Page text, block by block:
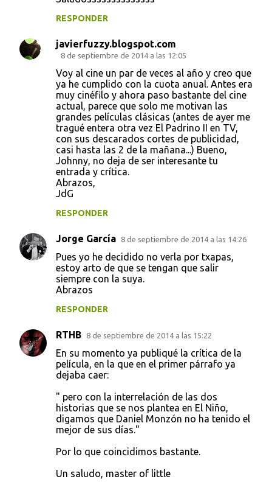
RESPONDER
javierfuzzy.blogspot.com
8 de septiembre de 2014 a las 12:05
Voy al cine un par de veces al año y creo que
ya he cumplido con la cuota anual. Antes era
muy cinéfilo y ahora paso bastante del cine
actual, parece que solo me motivan las
grandes películas clásicas (antes de ayer me
tragué entera otra vez El Padrino II en TV,
con sus descarados cortes de publicidad,
casi hasta las 2 de la mañana...) Bueno,
Johnny, no deja de ser interesante tu
entrada y crítica.
Abrazos,
JdG
RESPONDER
Jorge García 8 de septiembre de 2014 a las 14:26
Pues yo he decidido no verla por txapas,
estoy arto de que se tengan que salir
siempre con la suya.
Abrazos
RESPONDER
RTHB 8 de septiembre de 2014 a las 15:22
En su momento ya publiqué la crítica de la
película, en la que en el primer párrafo ya
dejaba caer:
" pero con la interrelación de las dos
historias que se nos plantea en El Niño,
digamos que Daniel Monzón no ha tenido el
mejor de sus días."
Por lo que coincidimos bastante.
Un saludo, master of little